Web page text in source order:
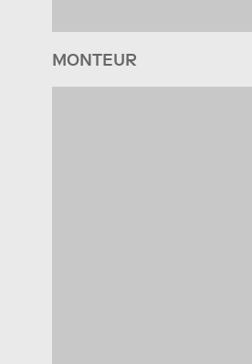
MONTEUR